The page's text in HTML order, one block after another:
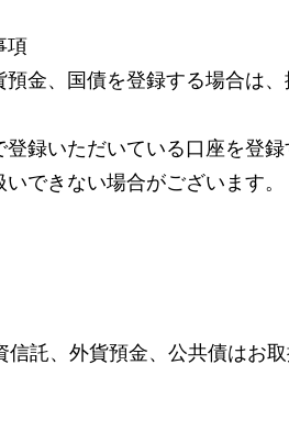
項
預金、国債を登録する場合は
録いただいている口座を登録
できない場合がございます。
託、外貨預金、公共債はお取